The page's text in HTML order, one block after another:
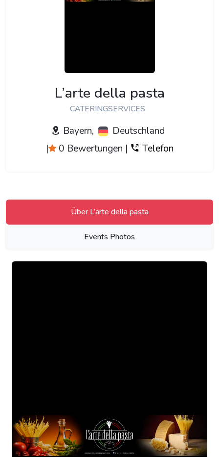
L’arte della pasta
CATERINGSERVICES
Bayern,
Deutschland
|
0 Bewertungen | Telefon
Über L’arte della pasta
Events Photos